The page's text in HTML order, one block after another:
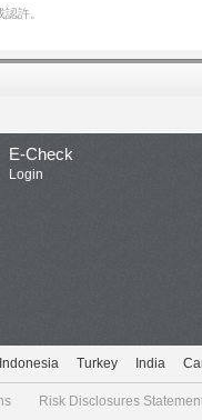
許。
E-Check
Login
Indonesia Turkey India
Risk Disclosures